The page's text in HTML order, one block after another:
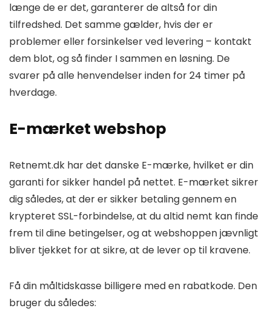
længe de er det, garanterer de altså for din
tilfredshed. Det samme gælder, hvis der er
problemer eller forsinkelser ved levering – kontakt
dem blot, og så finder I sammen en løsning. De
svarer på alle henvendelser inden for 24 timer på
hverdage.
E-mærket webshop
Retnemt.dk har det danske E-mærke, hvilket er din
garanti for sikker handel på nettet. E-mærket sikrer
dig således, at der er sikker betaling gennem en
krypteret SSL-forbindelse, at du altid nemt kan finde
frem til dine betingelser, og at webshoppen jævnligt
bliver tjekket for at sikre, at de lever op til kravene.
Få din måltidskasse billigere med en rabatkode. Den
bruger du således: